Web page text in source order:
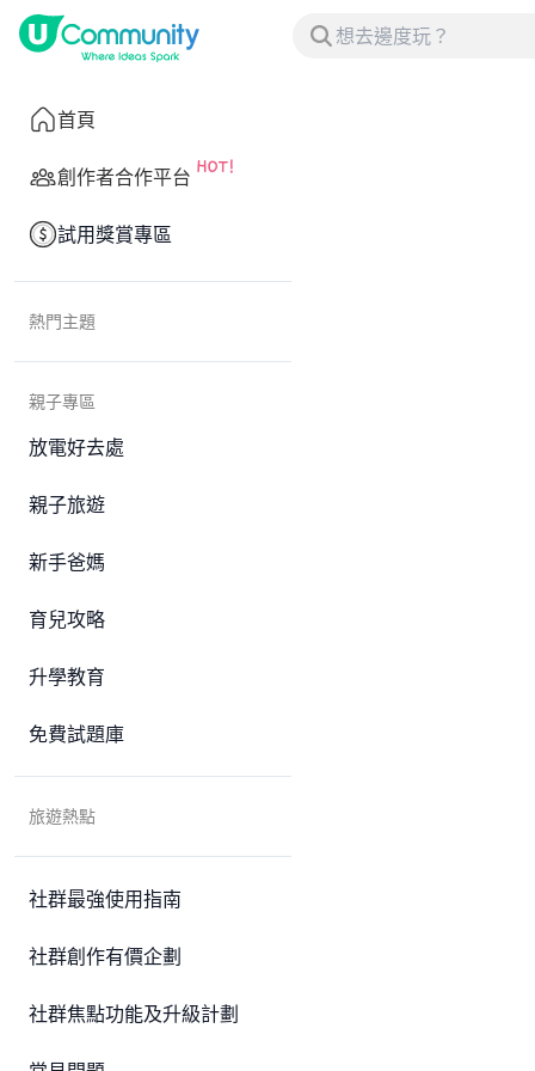
首頁
創作者合作平台
試用獎賞專區
熱門主題
親子專區
放電好去處
親子旅遊
新手爸媽
育兒攻略
升學教育
免費試題庫
旅遊熱點
社群最強使用指南
社群創作有價企劃
社群焦點功能及升級計劃